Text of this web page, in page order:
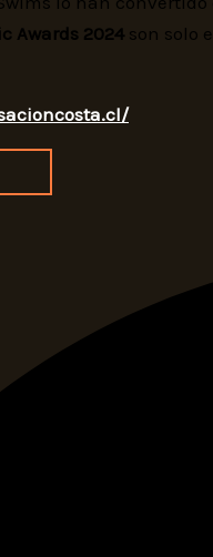
Awards 2024 son solo